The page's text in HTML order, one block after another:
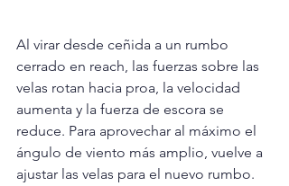
Al virar desde ceñida a un rumbo
cerrado en reach, las fuerzas sobre las
velas rotan hacia proa, la velocidad
aumenta y la fuerza de escora se
reduce. Para aprovechar al máximo el
ángulo de viento más amplio, vuelve a
ajustar las velas para el nuevo rumbo.